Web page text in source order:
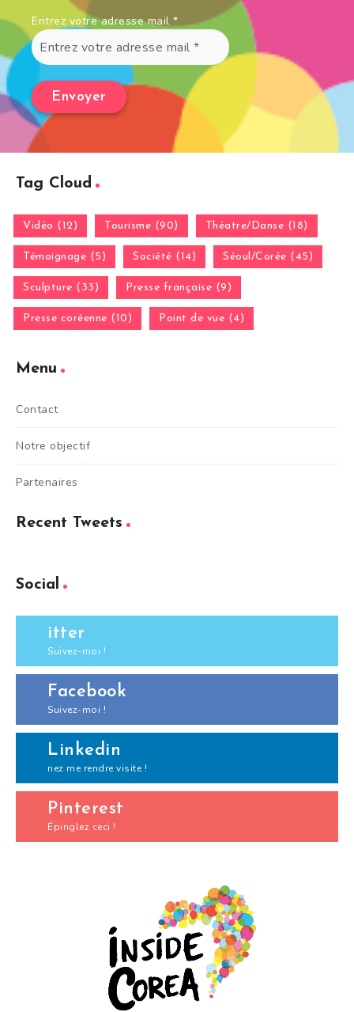
Entrez votre adresse mail *
Tag Cloud
Vidéo (12) Tourisme (90) Théatre/Danse (18)
Témoignage (5) Société (14) Séoul/Corée (45)
Sculpture (33) Presse française (9)
Presse coréenne (10) Point de vue (4)
Menu
Contact
Notre objectif
Partenaires
Recent Tweets
Social
itter
Suivez-moi !
Facebook
Suivez-moi !
Linkedin
nez me rendre visite !
Pinterest
Épinglez ceci !